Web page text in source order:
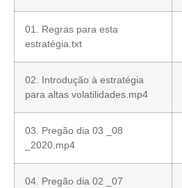
01. Regras para esta
estratégia.txt
02. Introdução à estratégia
para altas volatilidades.mp4
03. Pregão dia 03 _08
_2020.mp4
04. Pregão dia 02 _07